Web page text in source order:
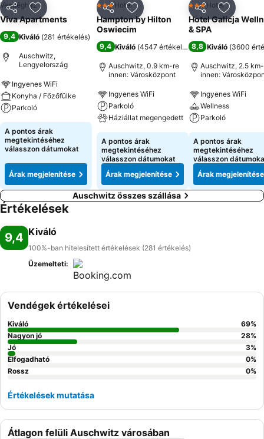
MegosztásHozzáadás a kedvencekhez
Vendégház
Viva Apartments
9,4 Kiváló (281 értékelés)
Auschwitz,
Lengyelország
Ingyenes WiFi
Konyha / Főzőfülke
Parkoló
A pontos árak
megtekintéséhez
válasszon dátumokat
Árak megjelenítése
MegosztásHozzáadás a kedvencekhez
3 Kategória
Hotel
Hampton by Hilton
Oswiecim
9,4 Kiváló (4547 értékelés )
Auschwitz, 0.9 km-re
innen: Városközpont
Ingyenes WiFi
Parkoló
Háziállat megengedett
A pontos árak
megtekintéséhez
válasszon dátumokat
Árak megjelenítése
Megosztás
3 Kategória
Hotel
Hotel Galicja
& SPA
8,8 Kiváló (3600
Auschwitz, 2.5
innen:
Ingyenes WiFi
Wellness
Parkoló
A pontos árak
megtekintéséhez
válasszon
Árak megjelenítése
Auschwitz összes szállása
Értékelések
9,4 Kiváló
100%-ban hitelesített értékelések (281 értékelés)
Üzemelteti:
Átlagon felüli Auschwitz városában
Vendégek értékelései
Kiváló 69%
Nagyon jó
28%
Jó
3%
Elfogadható
0%
Rossz
0%
Értékelések mutatása